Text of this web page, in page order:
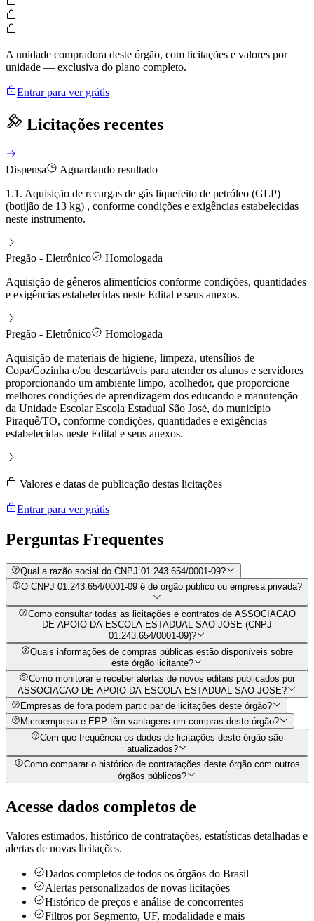
A unidade compradora deste órgão, com licitações e valores por
unidade — exclusiva do plano completo.
Entrar para ver grátis
Licitações recentes
Dispensa
Aguardando resultado
1.1. Aquisição de recargas de gás liquefeito de petróleo (GLP)
(botijão de 13 kg) , conforme condições e exigências estabelecidas
neste instrumento.
Pregão - Eletrônico
Homologada
Aquisição de gêneros alimentícios conforme condições, quantidades
e exigências estabelecidas neste Edital e seus anexos.
Pregão - Eletrônico
Homologada
Aquisição de materiais de higiene, limpeza, utensílios de
Copa/Cozinha e/ou descartáveis para atender os alunos e servidores
proporcionando um ambiente limpo, acolhedor, que proporcione
melhores condições de aprendizagem dos educando e manutenção
da Unidade Escolar Escola Estadual São José, do município
Piraquê/TO, conforme condições, quantidades e exigências
estabelecidas neste Edital e seus anexos.
Valores e datas de publicação destas licitações
Entrar para ver grátis
Perguntas Frequentes
Qual a razão social do CNPJ 01.243.654/0001-09?
O CNPJ 01.243.654/0001-09 é de órgão público ou empresa privada?
Como consultar todas as licitações e contratos de ASSOCIACAO
DE APOIO DA ESCOLA ESTADUAL SAO JOSE (CNPJ
01.243.654/0001-09)?
Quais informações de compras públicas estão disponíveis sobre
este órgão licitante?
Como monitorar e receber alertas de novos editais publicados por
ASSOCIACAO DE APOIO DA ESCOLA ESTADUAL SAO JOSE?
Empresas de fora podem participar de licitações deste órgão?
Microempresa e EPP têm vantagens em compras deste órgão?
Com que frequência os dados de licitações deste órgão são
atualizados?
Como comparar o histórico de contratações deste órgão com outros
órgãos públicos?
Acesse dados completos de
Valores estimados, histórico de contratações, estatísticas detalhadas e
alertas de novas licitações.
Dados completos de todos os órgãos do Brasil
Alertas personalizados de novas licitações
Histórico de preços e análise de concorrentes
Filtros por Segmento, UF, modalidade e mais